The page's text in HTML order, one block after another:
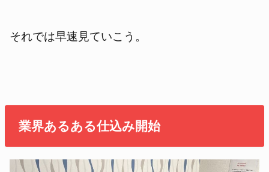
それでは早速見ていこう。
業界あるある仕込み開始